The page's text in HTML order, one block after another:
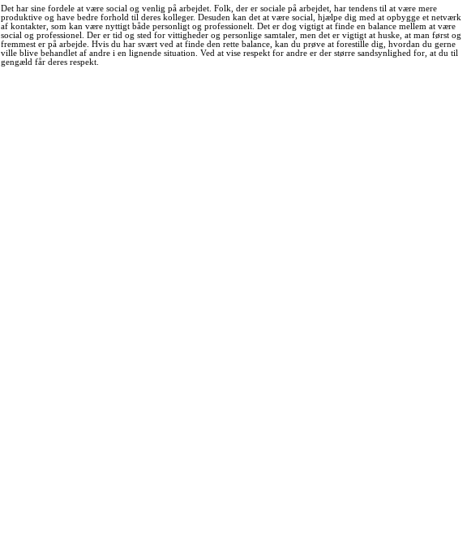
Det har sine fordele at være social og venlig på arbejdet. Folk, der er sociale på arbejdet, har tendens til at være mere
produktive og have bedre forhold til deres kolleger. Desuden kan det at være social, hjælpe dig med at opbygge et netværk
af kontakter, som kan være nyttigt både personligt og professionelt. Det er dog vigtigt at finde en balance mellem at være
social og professionel. Der er tid og sted for vittigheder og personlige samtaler, men det er vigtigt at huske, at man først og
fremmest er på arbejde. Hvis du har svært ved at finde den rette balance, kan du prøve at forestille dig, hvordan du gerne
ville blive behandlet af andre i en lignende situation. Ved at vise respekt for andre er der større sandsynlighed for, at du til
gengæld får deres respekt.